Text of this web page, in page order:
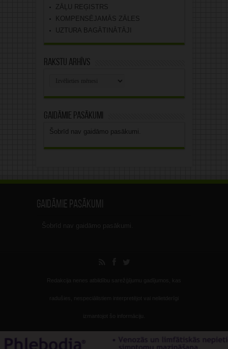
ZĀĻU REĢISTRS
KOMPENSĒJAMĀS ZĀLES
UZTURA BAGĀTINĀTĀJI
Rakstu arhīvs
Gaidāmie pasākumi
Šobrīd nav gaidāmo pasākumi.
Gaidāmie pasākumi
Šobrīd nav gaidāmo pasākumi.
Redakcija nenes atbildību sarežģījumu gadījumos, kas